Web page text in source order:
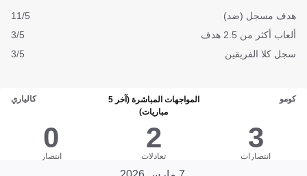
هدف مسجل (ضد)
11/5
ألعاب أكثر من 2.5 هدف
3/5
سجل كلا الفريقين
3/5
كومو
المواجهات المباشرة (آخر 5
مباريات)
كالياري
3
انتصارات
2
تعادلات
0
انتصار